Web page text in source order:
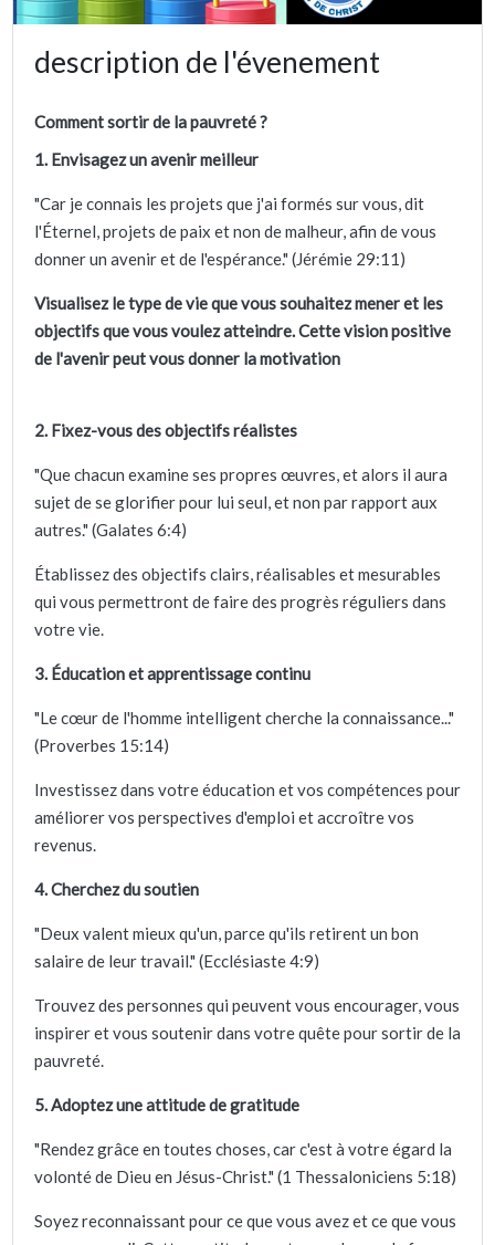
description de l'évenement
Comment sortir de la pauvreté ?
1. Envisagez un avenir meilleur
"Car je connais les projets que j'ai formés sur vous, dit
l'Éternel, projets de paix et non de malheur, afin de vous
donner un avenir et de l'espérance." (Jérémie 29:11)
Visualisez le type de vie que vous souhaitez mener et les
objectifs que vous voulez atteindre. Cette vision positive
de l'avenir peut vous donner la motivation
2. Fixez-vous des objectifs réalistes
"Que chacun examine ses propres œuvres, et alors il aura
sujet de se glorifier pour lui seul, et non par rapport aux
autres." (Galates 6:4)
Établissez des objectifs clairs, réalisables et mesurables
qui vous permettront de faire des progrès réguliers dans
votre vie.
3. Éducation et apprentissage continu
"Le cœur de l'homme intelligent cherche la connaissance..."
(Proverbes 15:14)
Investissez dans votre éducation et vos compétences pour
améliorer vos perspectives d'emploi et accroître vos
revenus.
4. Cherchez du soutien
"Deux valent mieux qu'un, parce qu'ils retirent un bon
salaire de leur travail." (Ecclésiaste 4:9)
Trouvez des personnes qui peuvent vous encourager, vous
inspirer et vous soutenir dans votre quête pour sortir de la
pauvreté.
5. Adoptez une attitude de gratitude
"Rendez grâce en toutes choses, car c'est à votre égard la
volonté de Dieu en Jésus-Christ." (1 Thessaloniciens 5:18)
Soyez reconnaissant pour ce que vous avez et ce que vous